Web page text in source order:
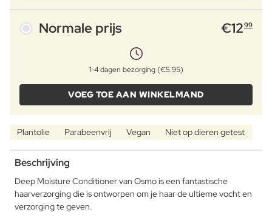
Normale prijs €1299
1-4 dagen bezorging (€5.95)
VOEG TOE AAN WINKELMAND
Plantolie Parabeenvrij Vegan Niet op dieren getest
Beschrijving
Deep Moisture Conditioner van Osmo is een fantastische
haarverzorging die is ontworpen om je haar de ultieme vocht en
verzorging te geven.